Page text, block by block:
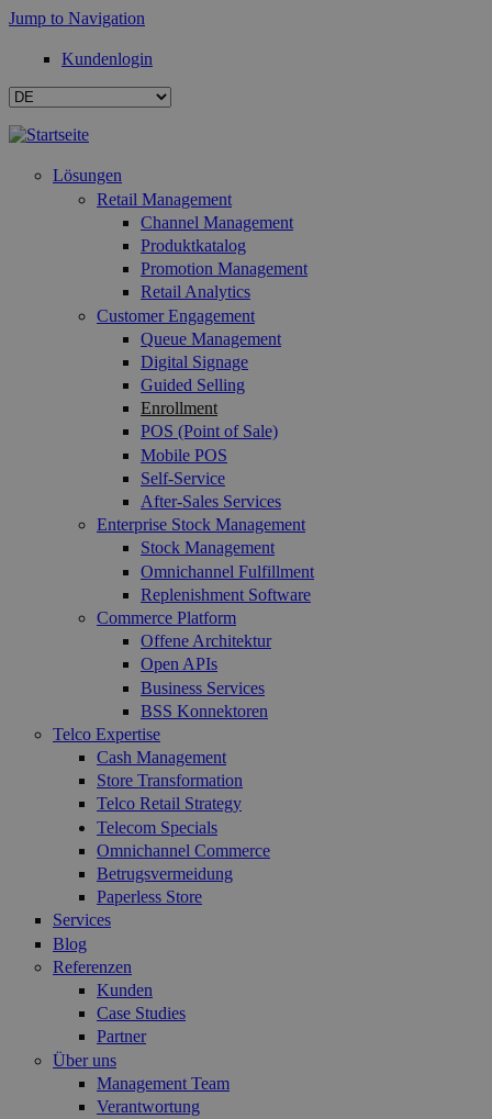
Jump to Navigation
Kundenlogin
Lösungen
Retail Management
Channel Management
Produktkatalog
Promotion Management
Retail Analytics
Customer Engagement
Queue Management
Digital Signage
Guided Selling
Enrollment
POS (Point of Sale)
Mobile POS
Self-Service
After-Sales Services
Enterprise Stock Management
Stock Management
Omnichannel Fulfillment
Replenishment Software
Commerce Platform
Offene Architektur
Open APIs
Business Services
BSS Konnektoren
Telco Expertise
Cash Management
Store Transformation
Telco Retail Strategy
Telecom Specials
Omnichannel Commerce
Betrugsvermeidung
Paperless Store
Services
Blog
Referenzen
Kunden
Case Studies
Partner
Über uns
Management Team
Verantwortung